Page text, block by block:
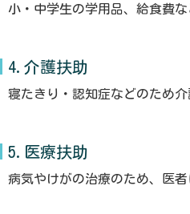
小・中学生の学用品、給食費な
4.介護扶助
寝たきり・認知症などのため
5.医療扶助
病気やけがの治療のため、医者